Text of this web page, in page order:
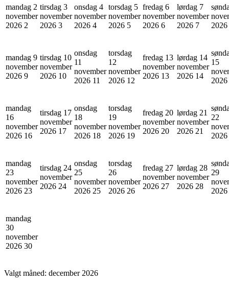
mandag 2
november
2026 2
tirsdag 3
november
2026 3
onsdag 4
november
2026 4
torsdag 5
november
2026 5
fredag 6
november
2026 6
lørdag 7
november
2026 7
2026
mandag 9
november
2026 9
tirsdag 10
november
2026 10
onsdag
11
november
2026 11
torsdag
12
november
2026 12
fredag 13
november
2026 13
lørdag 14
november
2026 14
15
2026
mandag
16
november
2026 16
tirsdag 17
november
2026 17
onsdag
18
november
2026 18
torsdag
19
november
2026 19
fredag 20
november
2026 20
lørdag 21
november
2026 21
22
2026
mandag
23
november
2026 23
tirsdag 24
november
2026 24
onsdag
25
november
2026 25
torsdag
26
november
2026 26
fredag 27
november
2026 27
lørdag 28
november
2026 28
29
2026
mandag
30
november
2026 30
Valgt måned: december 2026